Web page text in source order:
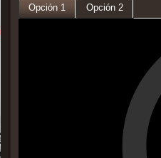
Opción 1 Opción 2